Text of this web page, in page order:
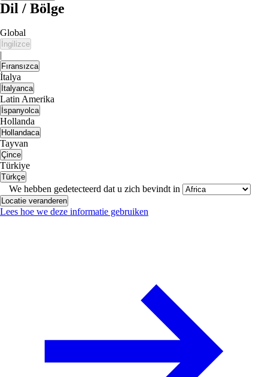
Dil / Bölge
Global
İngilizce
|
Fıransızca
İtalya
İtalyanca
Latin Amerika
İspanyolca
Hollanda
Hollandaca
Tayvan
Çince
Türkiye
Türkçe
We hebben gedetecteerd dat u zich bevindt in
Locatie veranderen
Lees hoe we deze informatie gebruiken